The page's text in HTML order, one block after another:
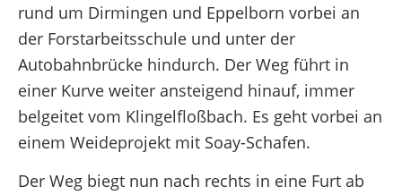
rund um Dirmingen und Eppelborn vorbei an
der Forstarbeitsschule und unter der
Autobahnbrücke hindurch. Der Weg führt in
einer Kurve weiter ansteigend hinauf, immer
belgeitet vom Klingelfloßbach. Es geht vorbei an
einem Weideprojekt mit Soay-Schafen.
Der Weg biegt nun nach rechts in eine Furt ab